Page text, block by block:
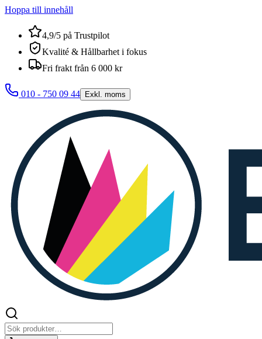
Hoppa till innehåll
4,9/5 på Trustpilot
Kvalité & Hållbarhet i fokus
Fri frakt från 6 000 kr
010 - 750 09 44 Exkl. moms